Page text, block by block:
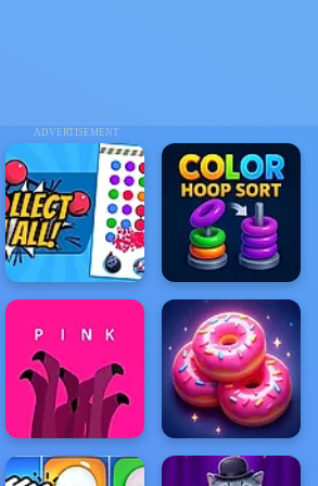
ADVERTISEMENT